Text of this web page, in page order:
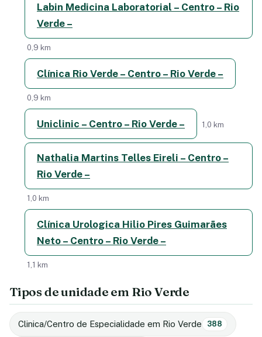
Labin Medicina Laboratorial – Centro – Rio
Verde –
0,9 km
Clínica Rio Verde – Centro – Rio Verde –
0,9 km
Uniclinic – Centro – Rio Verde – 1,0 km
Nathalia Martins Telles Eireli – Centro –
Rio Verde –
1,0 km
Clínica Urologica Hilio Pires Guimarães
Neto – Centro – Rio Verde –
1,1 km
Tipos de unidade em Rio Verde
Clinica/Centro de Especialidade em Rio Verde 388